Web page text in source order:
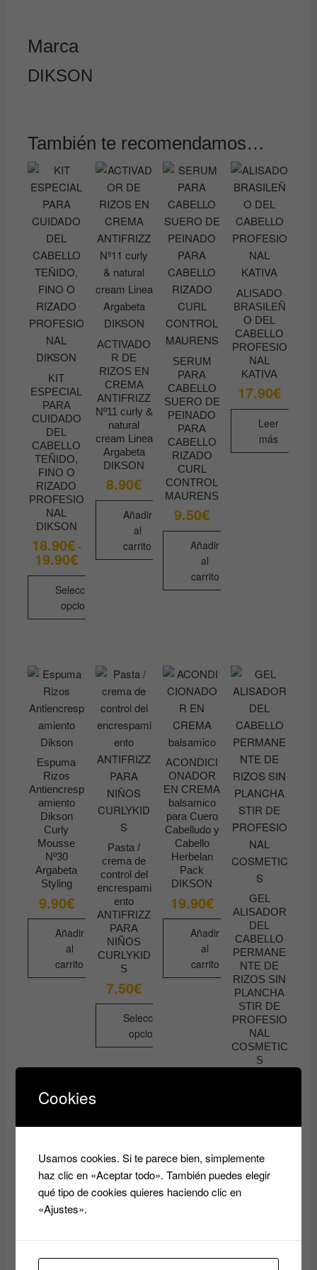
Marca
DIKSON
También te recomendamos…
KIT
ESPECIAL
PARA
CUIDADO
DEL
CABELLO
TEÑIDO,
FINO O
RIZADO
PROFESIO
NAL
DIKSON
18.90€ -
19.90€Rango
de
precios:
desde
18.90€
hasta
19.90€
Seleccionar
opciones
múltiples
variantes.
Las
opciones
se
pueden
elegir
en
la
página
de
producto
ACTIVADO
R DE
RIZOS EN
CREMA
ANTIFRIZZ
Nº11 curly &
natural
cream Linea
Argabeta
DIKSON
8.90€
Añadir
al
carrito
SERUM
PARA
CABELLO
SUERO DE
PEINADO
PARA
CABELLO
RIZADO
CURL
CONTROL
MAURENS
9.50€
Añadir
al
carrito
ALISADO
BRASILEÑ
O DEL
CABELLO
PROFESIO
NAL
KATIVA
17.90€
Leer
más
Espuma
Rizos
Antiencresp
amiento
Dikson
Curly
Mousse
Nº30
Argabeta
Styling
9.90€
Añadir
al
carrito
Pasta /
crema de
control del
encrespami
ento
ANTIFRIZZ
PARA
NIÑOS
CURLYKID
S
7.50€
Seleccionar
opciones
producto
variantes.
opciones
se
pueden
la
página
ACONDICI
ONADOR
EN CREMA
balsamico
para Cuero
Cabelludo y
Cabello
Herbelan
Pack
DIKSON
19.90€
Añadir
al
carrito
GEL
ALISADOR
DEL
CABELLO
PERMANE
NTE DE
RIZOS SIN
PLANCHA
STIR DE
PROFESIO
NAL
COSMETIC
S
más
Cookies
Usamos cookies. Si te parece bien, simplemente
haz clic en «Aceptar todo». También puedes elegir
qué tipo de cookies quieres haciendo clic en
«Ajustes».